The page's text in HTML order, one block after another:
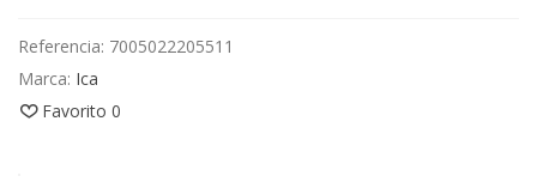
Referencia: 7005022205511
Marca: Ica
Favorito 0